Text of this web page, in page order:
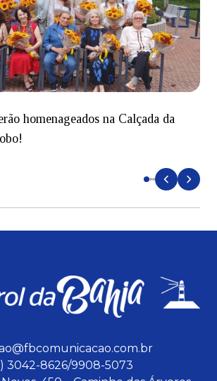
homenageados na Calçada da
3042-8626/9908-5073